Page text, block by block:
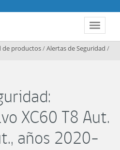
Toggle
de productos/Alertas de Seguridad /
XC60 T8 Aut.
años 2020-